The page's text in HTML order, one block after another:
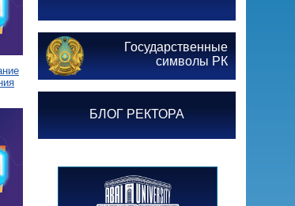
Государственные
символы РК
БЛОГ РЕКТОРА